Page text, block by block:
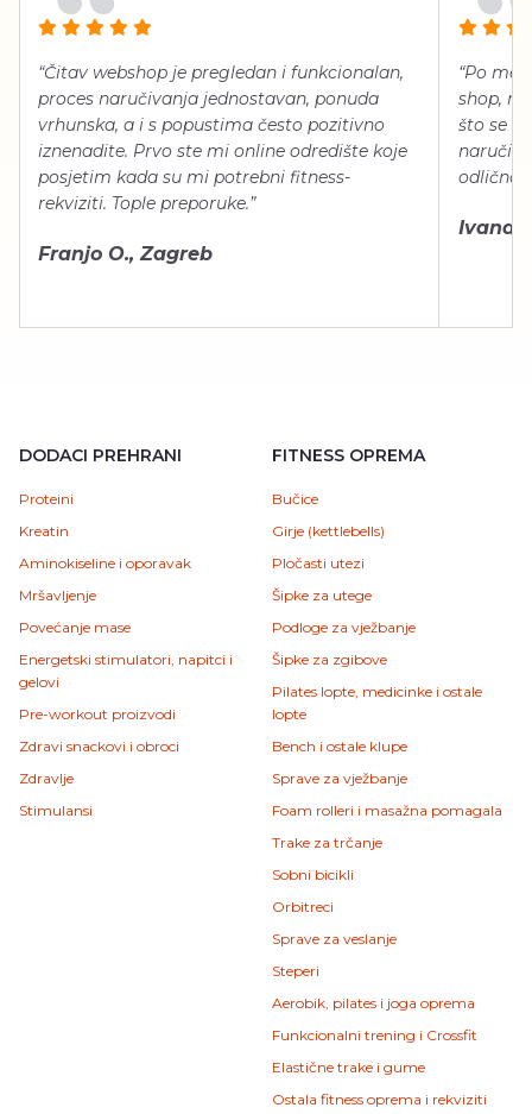
“Čitav webshop je pregledan i funkcionalan,
proces naručivanja jednostavan, ponuda
vrhunska, a i s popustima često pozitivno
iznenadite. Prvo ste mi online odredište koje
posjetim kada su mi potrebni fitness-
rekviziti. Tople preporuke.”
Franjo O., Zagreb
“Po
shop,
što se
naručiti,
odlično
Ivana
DODACI PREHRANI
Proteini
Kreatin
Aminokiseline i oporavak
Mršavljenje
Povećanje mase
Energetski stimulatori, napitci i
gelovi
Pre-workout proizvodi
Zdravi snackovi i obroci
Zdravlje
Stimulansi
FITNESS OPREMA
Bučice
Girje (kettlebells)
Pločasti utezi
Šipke za utege
Podloge za vježbanje
Šipke za zgibove
Pilates lopte, medicinke i ostale
lopte
Bench i ostale klupe
Sprave za vježbanje
Foam rolleri i masažna pomagala
Trake za trčanje
Sobni bicikli
Orbitreci
Sprave za veslanje
Steperi
Aerobik, pilates i joga oprema
Funkcionalni trening i Crossfit
Elastične trake i gume
Ostala fitness oprema i rekviziti